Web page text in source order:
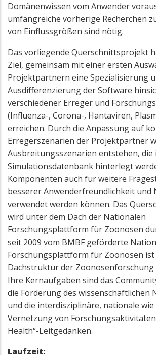
Domänenwissen vom Anwender
umfangreiche vorherige Recherchen
von Einflussgrößen sind nötig.
Das vorliegende Querschnittsprojekt
Ziel, gemeinsam mit einer ersten
Projektpartnern eine Spezialisierung
Ausdifferenzierung der Software
verschiedener Erreger und
(Influenza-, Corona-, Hantaviren,
erreichen. Durch die Anpassung auf
Erregerszenarien der Projektpartner
Ausbreitungsszenarien entstehen, die
Simulationsdatenbank hinterlegt
Komponenten auch für weitere
besserer Anwenderfreundlichkeit und
verwendet werden können. Das
wird unter dem Dach der Nationalen
Forschungsplattform für Zoonosen
seit 2009 vom BMBF geförderte
Forschungsplattform für Zoonosen ist
Dachstruktur der Zoonosenforschung
Ihre Kernaufgaben sind das
die Förderung des wissenschaftlichen
und die interdisziplinäre, nationale
Vernetzung von
Health“-Leitgedanken.
Laufzeit: